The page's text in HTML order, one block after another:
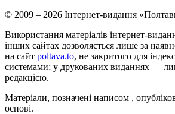
© 2009 – 2026 Інтернет-видання
Використання матеріалів інтернет-
інших сайтах дозволяється лише за
на сайт poltava.to, не закритого для
системами; у друкованих виданнях —
редакцією.
Матеріали, позначені написом ,
основі.